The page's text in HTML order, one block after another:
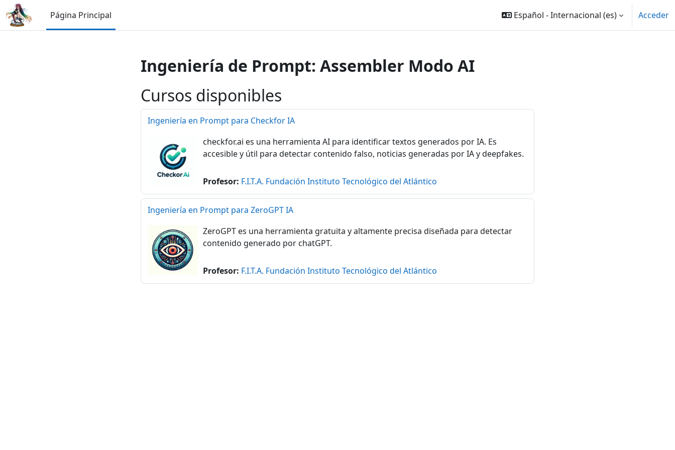
Salta al contenido principal
Página Principal
Español - Internacional ‎(es)‎ Acceder
Ingeniería de Prompt: Assembler Modo AI
Cursos disponibles
Ingeniería en Prompt para Checkfor IA
checkfor.ai es una herramienta AI para identificar textos generados por IA. Es
accesible y útil para detectar contenido falso, noticias generadas por IA y deepfakes.
Profesor: F.I.T.A. Fundación Instituto Tecnológico del Atlántico
Ingeniería en Prompt para ZeroGPT IA
ZeroGPT es una herramienta gratuita y altamente precisa diseñada para detectar
contenido generado por chatGPT.
Profesor: F.I.T.A. Fundación Instituto Tecnológico del Atlántico